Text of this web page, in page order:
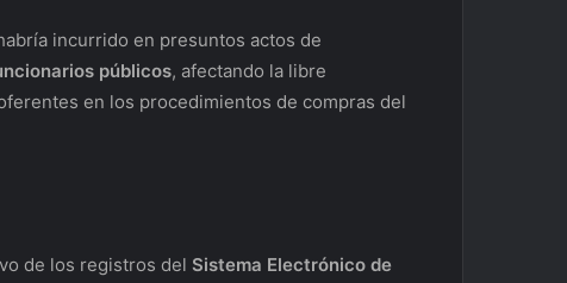
incurrido en presuntos actos de
públicos, afectando la libre
en los procedimientos de compras del
de los registros del Sistema Electrónico de